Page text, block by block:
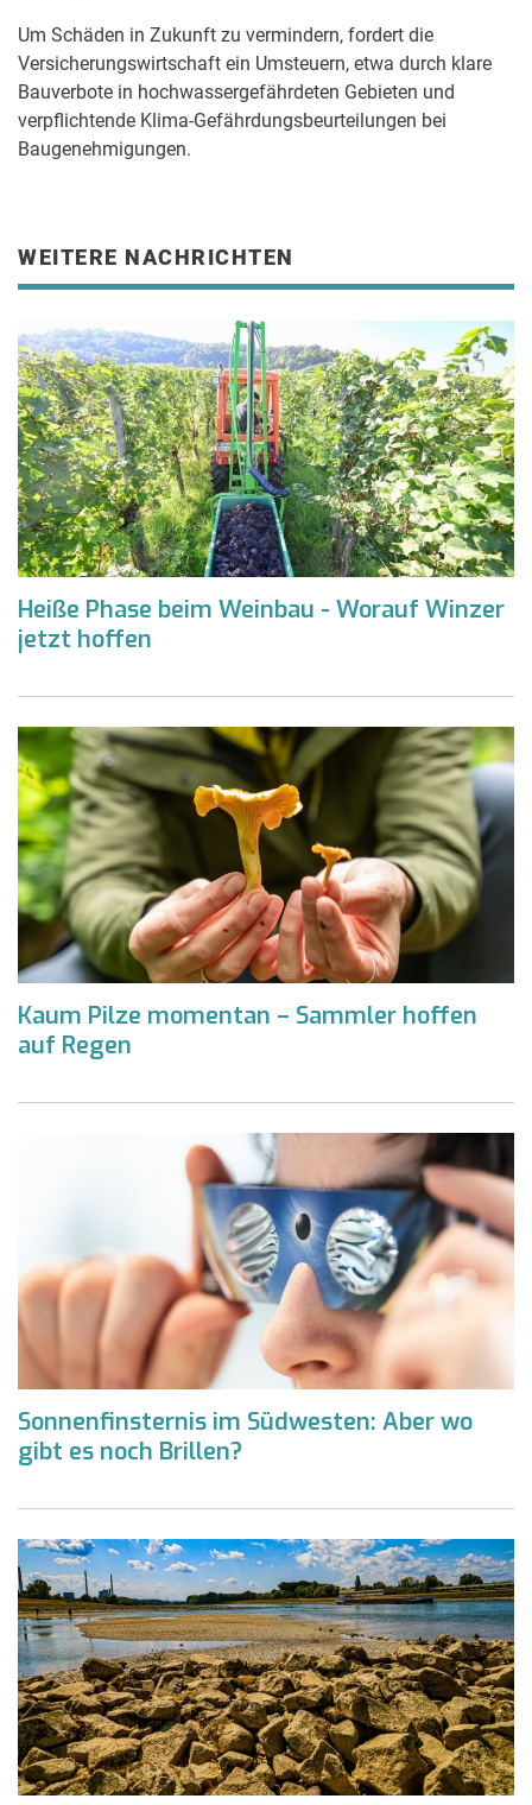
Um Schäden in Zukunft zu vermindern, fordert die
Versicherungswirtschaft ein Umsteuern, etwa durch klare
Bauverbote in hochwassergefährdeten Gebieten und
verpflichtende Klima-Gefährdungsbeurteilungen bei
Baugenehmigungen.
WEITERE NACHRICHTEN
Heiße Phase beim Weinbau - Worauf Winzer
jetzt hoffen
Kaum Pilze momentan – Sammler hoffen
auf Regen
Sonnenfinsternis im Südwesten: Aber wo
gibt es noch Brillen?